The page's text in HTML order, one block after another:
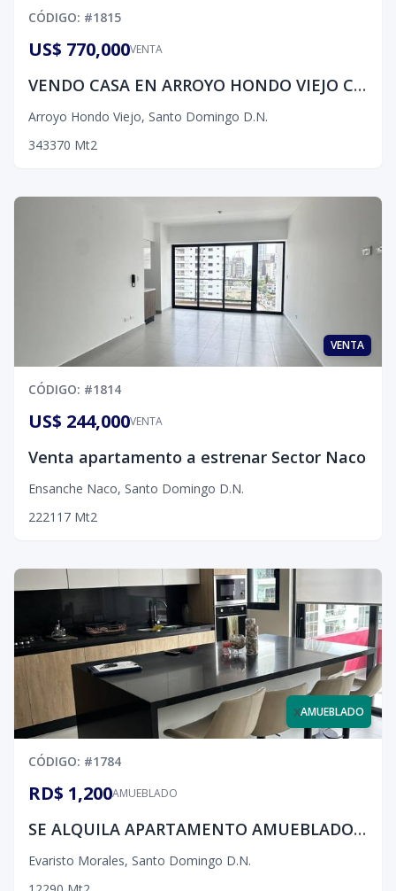
CÓDIGO: #1815
VENTA
US$ 770,000
VENDO CASA EN ARROYO HONDO VIEJO CON 3 HABITACIONES
Arroyo Hondo Viejo, Santo Domingo D.N.
343370 Mt2
VENTA
CÓDIGO: #1814
VENTA
US$ 244,000
Venta apartamento a estrenar Sector Naco
Ensanche Naco, Santo Domingo D.N.
222117 Mt2
xAMUEBLADO
CÓDIGO: #1784
AMUEBLADO
RD$ 1,200
SE ALQUILA APARTAMENTO AMUEBLADO EN EVARISTO MORALES
Evaristo Morales, Santo Domingo D.N.